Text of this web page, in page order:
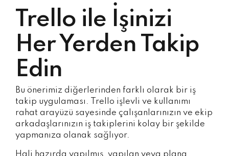
Trello ile İşinizi
Her Yerden Takip
Edin
Bu önerimiz diğerlerinden farklı olarak bir iş
takip uygulaması. Trello işlevli ve kullanımı
rahat arayüzü sayesinde çalışanlarınızın ve ekip
arkadaşlarınızın iş takiplerini kolay bir şekilde
yapmanıza olanak sağlıyor.
Hali hazırda yapılmış, yapılan veya plana